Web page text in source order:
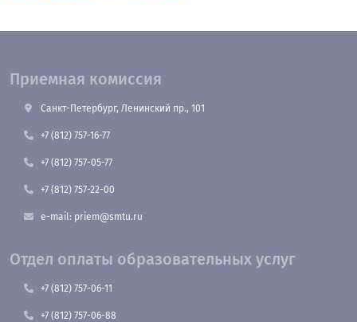
Приемная комиссия
Санкт-Петербург, Ленинский пр., 101
+7 (812) 757-16-77
+7 (812) 757-05-77
+7 (812) 757-22-00
e-mail: priem@smtu.ru
Отдел оплаты образовательных услуг
+7 (812) 757-06-11
+7 (812) 757-06-88